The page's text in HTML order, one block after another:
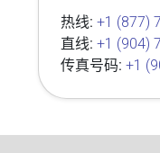
热线: +1 (877)
直线: +1 (904)
传真号码: +1